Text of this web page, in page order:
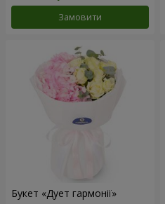
Замовити
Букет «Дует гармонії»